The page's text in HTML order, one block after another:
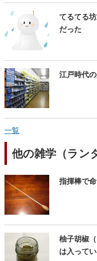
てるてる
だった
江戸時代
一覧
他の雑学（ラン
指揮棒で
柚子胡椒
は入って